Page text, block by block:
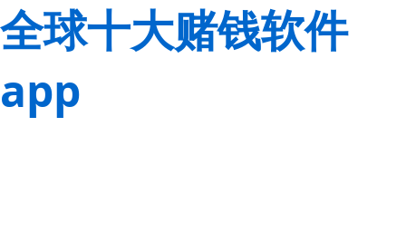
全球十大赌钱软件
app